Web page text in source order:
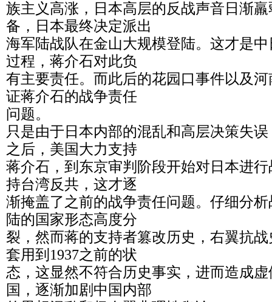
族主义高涨，日本高层的反战声音日渐
备，日本最终决定派出
海军陆战队在金山大规模登陆。这才是
过程，蒋介石对此负
有主要责任。而此后的花园口事件以及
证蒋介石的战争责任
问题。
只是由于日本内部的混乱和高层决策失
之后，美国大力支持
蒋介石，到东京审判阶段开始对日本进
持台湾反共，这才逐
渐掩盖了之前的战争责任问题。仔细分
陆的国家形态高度分
裂，然而蒋的支持者篡改历史，右翼抗
套用到1937之前的状
态，这显然不符合历史事实，进而造成
国，逐渐加剧中国内部